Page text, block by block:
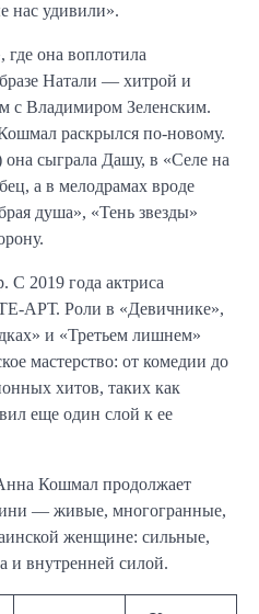
нас удивили».
она воплотила
Натали — хитрой и
с Владимиром Зеленским.
раскрылся по-новому.
сыграла Дашу, в «Селе на
а в мелодрамах вроде
душа», «Тень звезды»
С 2019 года актриса
ТЕ-АРТ. Роли в «Девичнике»,
и «Третьем лишнем»
мастерство: от комедии до
хитов, таких как
еще один слой к ее
Кошмал продолжает
— живые, многогранные,
женщине: сильные,
и внутренней силой.